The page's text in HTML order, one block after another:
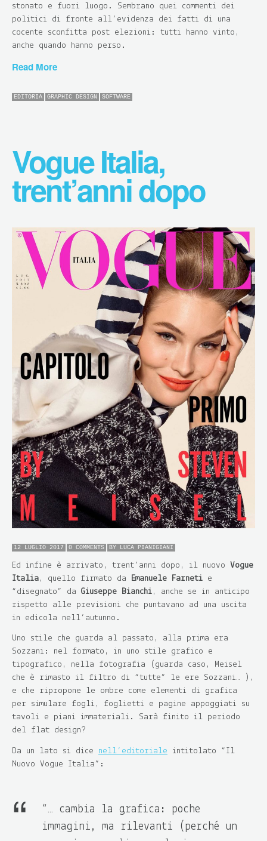
stonato e fuori luogo. Sembrano quei commenti dei
politici di fronte all’evidenza dei fatti di una
cocente sconfitta post elezioni: tutti hanno vinto,
anche quando hanno perso.
Read More
EDITORIA GRAPHIC DESIGN SOFTWARE
Vogue Italia,
trent’anni dopo
12 LUGLIO 2017 0 COMMENTS BY LUCA PIANIGIANI
Ed infine è arrivato, trent’anni dopo, il nuovo Vogue
Italia , quello firmato da Emanuele Farneti e
“disegnato” da Giuseppe Bianchi , anche se in anticipo
rispetto alle previsioni che puntavano ad una uscita
in edicola nell’autunno.
Uno stile che guarda al passato, alla prima era
Sozzani: nel formato, in uno stile grafico e
tipografico, nella fotografia (guarda caso, Meisel
che è rimasto il filtro di “tutte” le ere Sozzani… ),
e che ripropone le ombre come elementi di grafica
per simulare fogli, foglietti e pagine appoggiati su
tavoli e piani immateriali. Sarà finito il periodo
del flat design?
Da un lato si dice nell’editoriale intitolato “Il
Nuovo Vogue Italia”:
“… cambia la grafica: poche
immagini, ma rilevanti (perché un